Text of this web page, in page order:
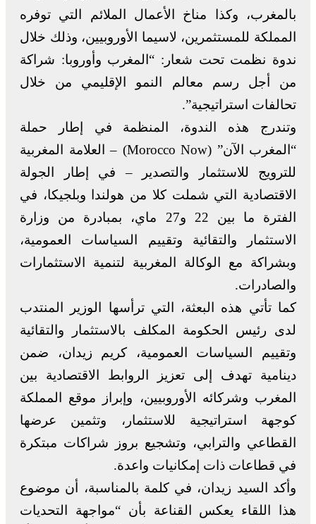
بالمغرب، وكذا مناخ الأعمال الملائم التي توفره
المملكة للمستثمرين، لاسيما الأوروبيين، وذلك خلال
ندوة نظمت تحت شعار: “المغرب وأوروبا: شراكة
من أجل رسم معالم النمو الإقليمي من خلال
تحالفات استراتيجية”.
وتندرج هذه الندوة، المنظمة في إطار حملة
“المغرب الآن” (Morocco Now) – العلامة المغربية
للترويج للاستثمار والتصدير – في إطار الجولة
الاقتصادية التي شملت كلا من هولندا وبلجيكا، في
الفترة ما بين 22 و27 ماي، بمبادرة من وزارة
الاستثمار والتقائية وتقييم السياسات العمومية،
وبشراكة مع الوكالة المغربية لتنمية الاستثمارات
والصادرات.
كما تأتي هذه البعثة، التي ترأسها الوزير المنتدب
لدى رئيس الحكومة المكلف بالاستثمار والتقائية
وتقييم السياسات العمومية، كريم زيدان، ضمن
دينامية تهدف إلى تعزيز الروابط الاقتصادية بين
المغرب وشركائه الأوروبيين، وإبراز موقع المملكة
كوجهة استراتيجية للاستثمار، وتثمين عرضها
القطاعي والترابي، وتشجيع بروز شراكات مبتكرة
في قطاعات ذات إمكانيات واعدة.
وأكد السيد زيدان، في كلمة بالمناسبة، أن موضوع
هذا اللقاء يعكس القناعة بأن “مواجهة التحديات